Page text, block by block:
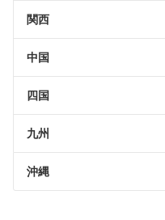
関西
中国
四国
九州
沖縄